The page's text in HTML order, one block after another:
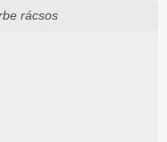
rácsos